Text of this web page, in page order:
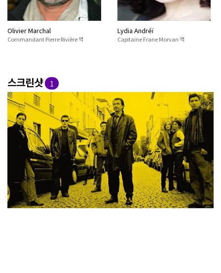
Olivier Marchal
Commandant Pierre Rivière 역
Lydia Andréï
Capitaine Frane Morvan 역
스크린샷 1